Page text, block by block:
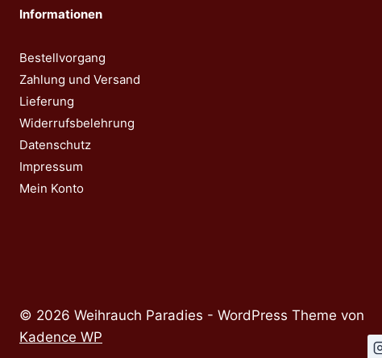
Informationen
Bestellvorgang
Zahlung und Versand
Lieferung
Widerrufsbelehrung
Datenschutz
Impressum
Mein Konto
© 2026 Weihrauch Paradies - WordPress Theme von
Kadence WP